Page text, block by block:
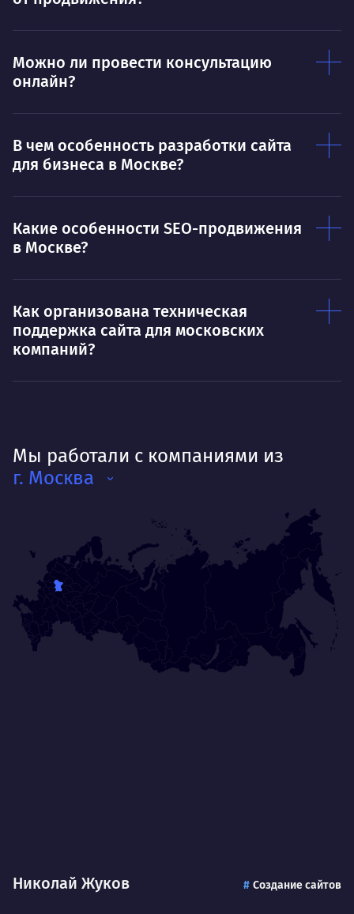
О
Можно ли провести консультацию
онлайн?
В чем особенность разработки сайта
для бизнеса в Москве?
Какие особенности SEO-продвижения
в Москве?
Как организована техническая
поддержка сайта для московских
компаний?
Мы работали с компаниями из
г. Москва
Николай Жуков Создание сайтов